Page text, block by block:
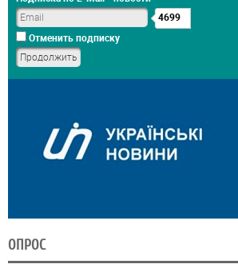
4699
Отменить подписку
ОПРОС